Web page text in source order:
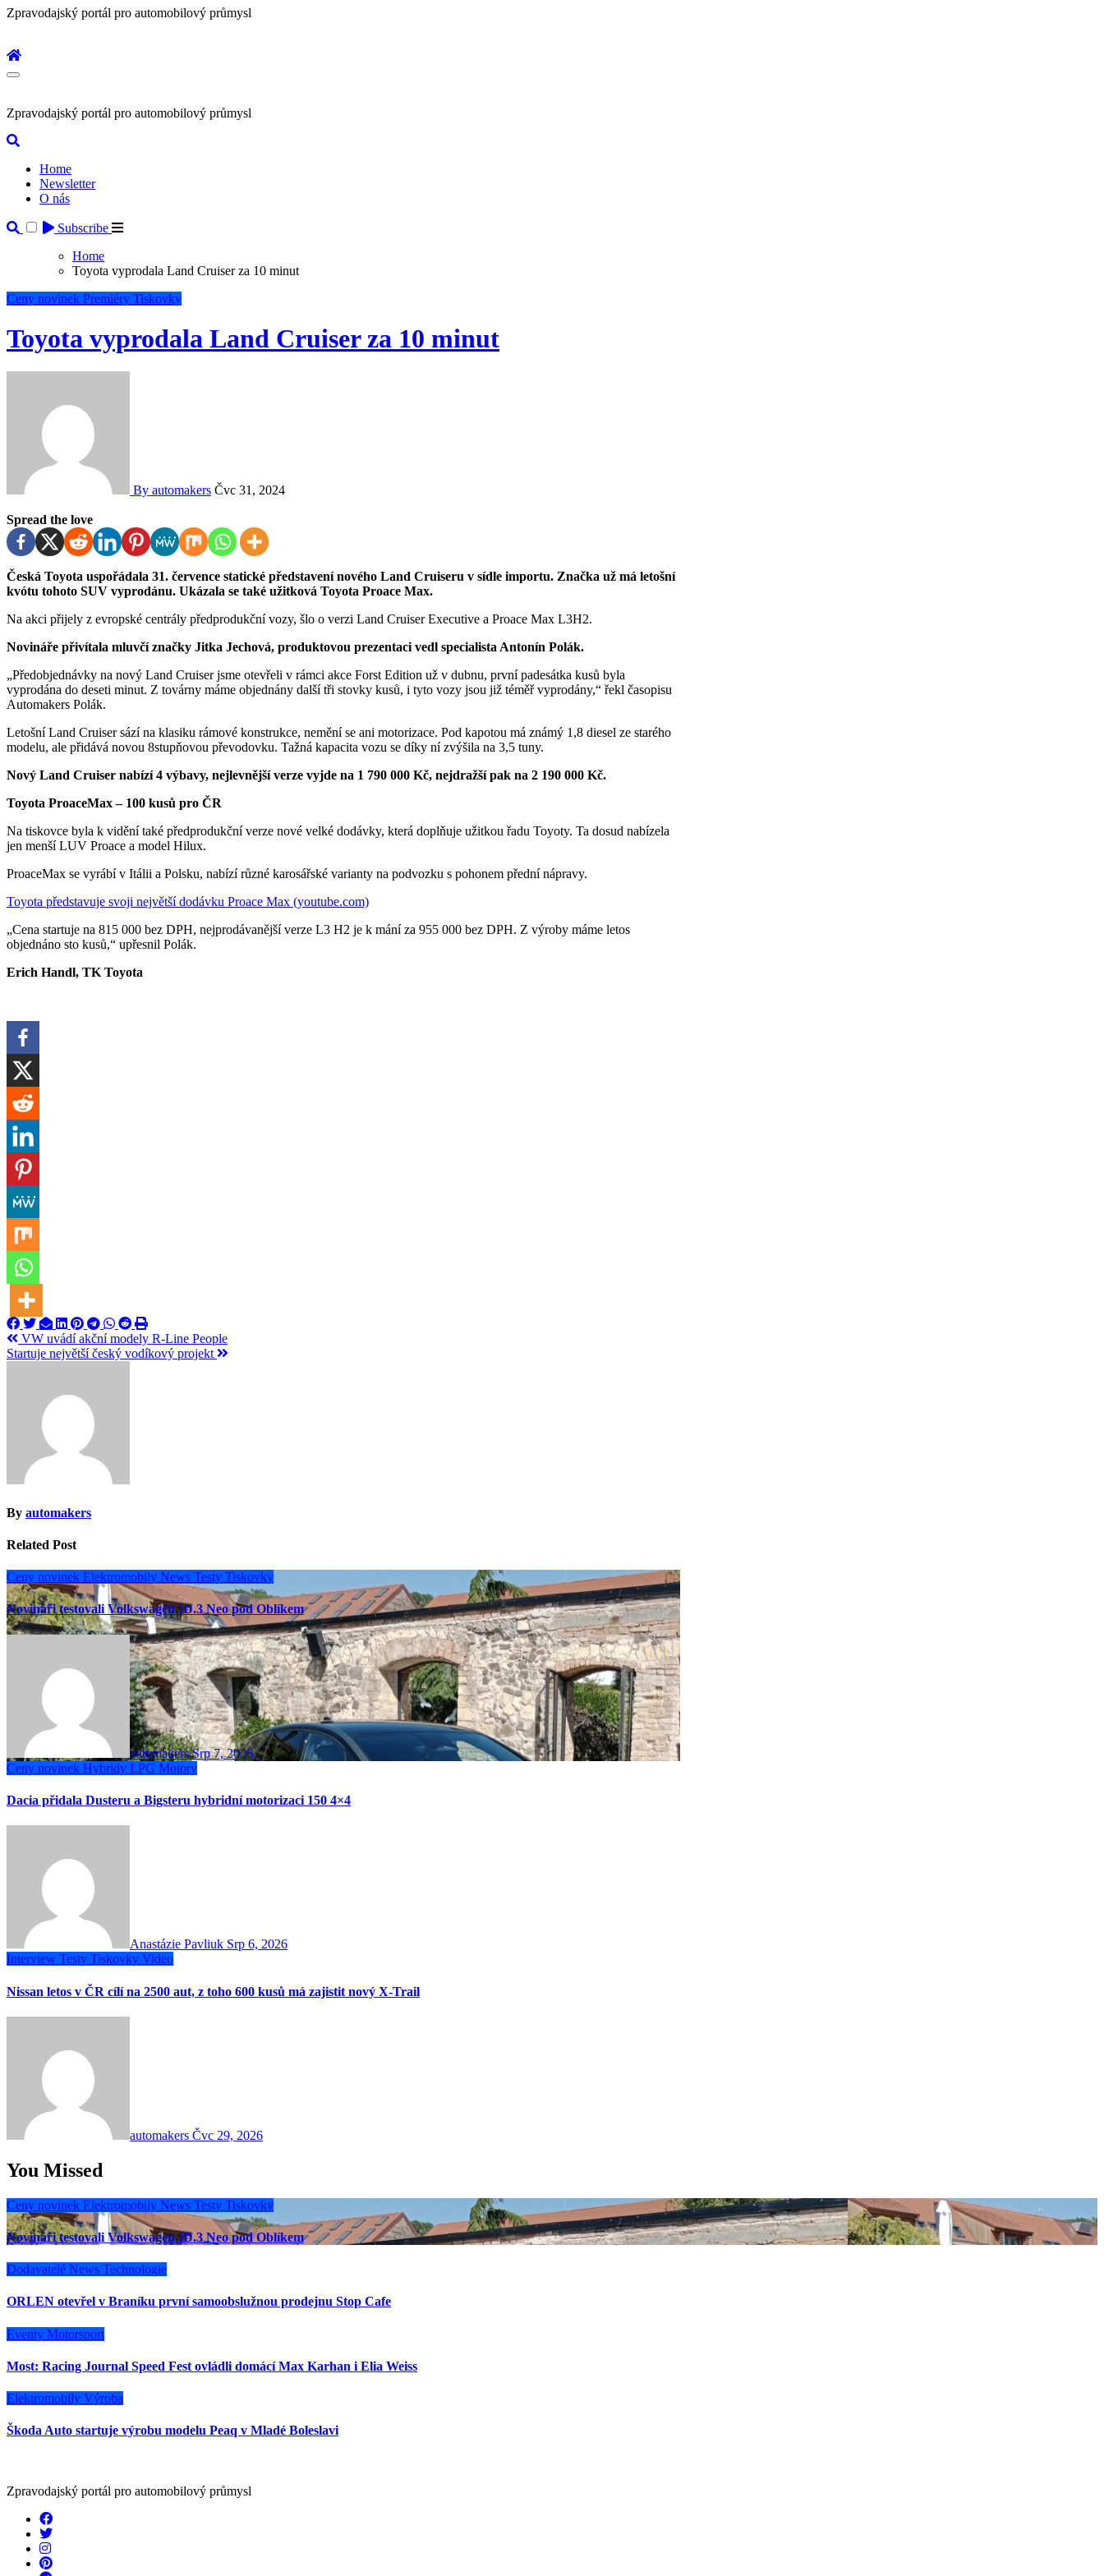
Zpravodajský portál pro automobilový průmysl
Zpravodajský portál pro automobilový průmysl
Home
Newsletter
O nás
Subscribe
Home
Toyota vyprodala Land Cruiser za 10 minut
Ceny novinek Premiéry Tiskovky
Toyota vyprodala Land Cruiser za 10 minut
By automakers Čvc 31, 2024
Spread the love
Česká Toyota uspořádala 31. července statické představení nového Land Cruiseru v sídle importu. Značka už má letošní
kvótu tohoto SUV vyprodánu. Ukázala se také užitková Toyota Proace Max.
Na akci přijely z evropské centrály předprodukční vozy, šlo o verzi Land Cruiser Executive a Proace Max L3H2.
Novináře přivítala mluvčí značky Jitka Jechová, produktovou prezentaci vedl specialista Antonín Polák.
„Předobjednávky na nový Land Cruiser jsme otevřeli v rámci akce Forst Edition už v dubnu, první padesátka kusů byla
vyprodána do deseti minut. Z továrny máme objednány další tři stovky kusů, i tyto vozy jsou již téměř vyprodány,“ řekl časopisu
Automakers Polák.
Letošní Land Cruiser sází na klasiku rámové konstrukce, nemění se ani motorizace. Pod kapotou má známý 1,8 diesel ze starého
modelu, ale přidává novou 8stupňovou převodovku. Tažná kapacita vozu se díky ní zvýšila na 3,5 tuny.
Nový Land Cruiser nabízí 4 výbavy, nejlevnější verze vyjde na 1 790 000 Kč, nejdražší pak na 2 190 000 Kč.
Toyota ProaceMax – 100 kusů pro ČR
Na tiskovce byla k vidění také předprodukční verze nové velké dodávky, která doplňuje užitkou řadu Toyoty. Ta dosud nabízela
jen menší LUV Proace a model Hilux.
ProaceMax se vyrábí v Itálii a Polsku, nabízí různé karosářské varianty na podvozku s pohonem přední nápravy.
Toyota představuje svoji největší dodávku Proace Max (youtube.com)
„Cena startuje na 815 000 bez DPH, nejprodávanější verze L3 H2 je k mání za 955 000 bez DPH. Z výroby máme letos
objednáno sto kusů,“ upřesnil Polák.
Erich Handl, TK Toyota
Navigace
pro
VW uvádí akční modely R-Line People
Startuje největší český vodíkový projekt
By automakers
Related Post
Ceny novinek Elektromobily News Testy Tiskovky
Novináři testovali Volkswagen ID.3 Neo pod Oblíkem
automakersSrp 7, 2026
Ceny novinek Hybridy LPG Motory
Dacia přidala Dusteru a Bigsteru hybridní motorizaci 150 4×4
Anastázie Pavliuk Srp 6, 2026
Interview Testy Tiskovky Video
Nissan letos v ČR cílí na 2500 aut, z toho 600 kusů má zajistit nový X-Trail
automakers Čvc 29, 2026
You Missed
Ceny novinek Elektromobily News Testy Tiskovky
Novináři testovali Volkswagen ID.3 Neo pod Oblíkem
Dodavatelé News Technologie
ORLEN otevřel v Braníku první samoobslužnou prodejnu Stop Cafe
Eventy Motorsport
Most: Racing Journal Speed Fest ovládli domácí Max Karhan i Elia Weiss
Elektromobily Výroba
Škoda Auto startuje výrobu modelu Peaq v Mladé Boleslavi
Zpravodajský portál pro automobilový průmysl